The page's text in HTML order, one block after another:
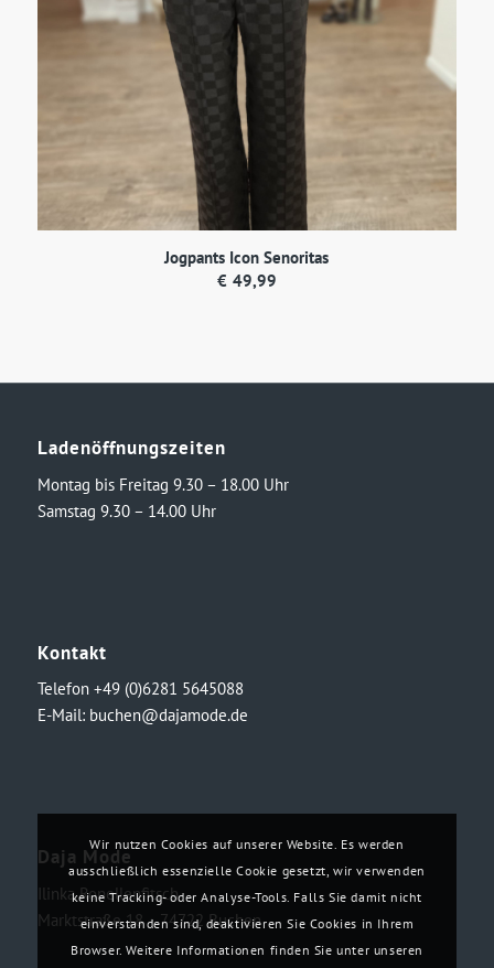
Jogpants Icon Senoritas
€ 49,99
Ladenöffnungszeiten
Montag bis Freitag 9.30 – 18.00 Uhr
Samstag 9.30 – 14.00 Uhr
Kontakt
Telefon +49 (0)6281 5645088
E-Mail: buchen@dajamode.de
Daja Mode
Ilinka Ronellenfitsch
Marktstraße 18・74722 Buchen
Wir nutzen Cookies auf unserer Website. Es werden
ausschließlich essenzielle Cookie gesetzt, wir verwenden
keine Tracking- oder Analyse-Tools. Falls Sie damit nicht
einverstanden sind, deaktivieren Sie Cookies in Ihrem
Browser. Weitere Informationen finden Sie unter unseren